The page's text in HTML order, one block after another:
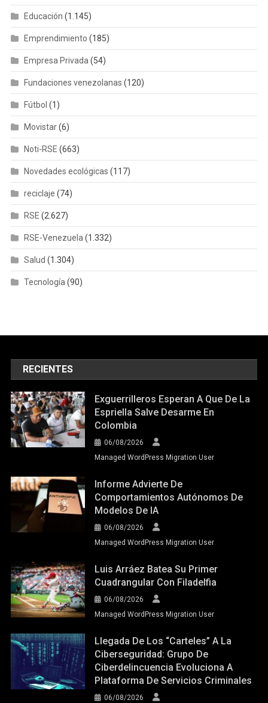
Educación (1.145)
Emprendimiento (185)
Empresa Privada(54)
Fundaciones venezolanas (120)
Fútbol (1)
Movistar(6)
Noti-RSE (663)
Novedades ecológicas (117)
reciclaje (74)
RSE (2.627)
RSE-Venezuela(1.332)
Salud (1.304)
Tecnología(90)
RECIENTES
Exguerrilleros Esperan A Que De La
Espriella Salve Desarme En
Colombia
06/08/2026
Managed WordPress Migration User
Informe Advierte De
Comportamientos Autónomos De
Modelos De IA
06/08/2026
Managed WordPress Migration User
Luis Arráez Batea Su Primer
Cuadrangular Con Filadelfia
06/08/2026
Managed WordPress Migration User
Llegada De Los “carteles” A La
Ciberseguridad: Grupo De
Ciberdelincuencia Evoluciona A
Plataforma De Servicios Criminales
06/08/2026